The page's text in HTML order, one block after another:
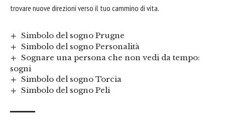
trovare nuove direzioni verso il tuo cammino di vita.
Simbolo del sogno Prugne
Simbolo del sogno Personalità
Sognare una persona che non vedi da tempo:
sogni
Simbolo del sogno Torcia
Simbolo del sogno Peli